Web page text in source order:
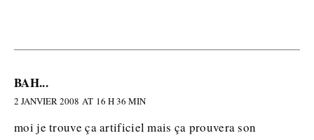
BAH...
2 JANVIER 2008 AT 16 H 36 MIN
moi je trouve ça artificiel mais ça prouvera son